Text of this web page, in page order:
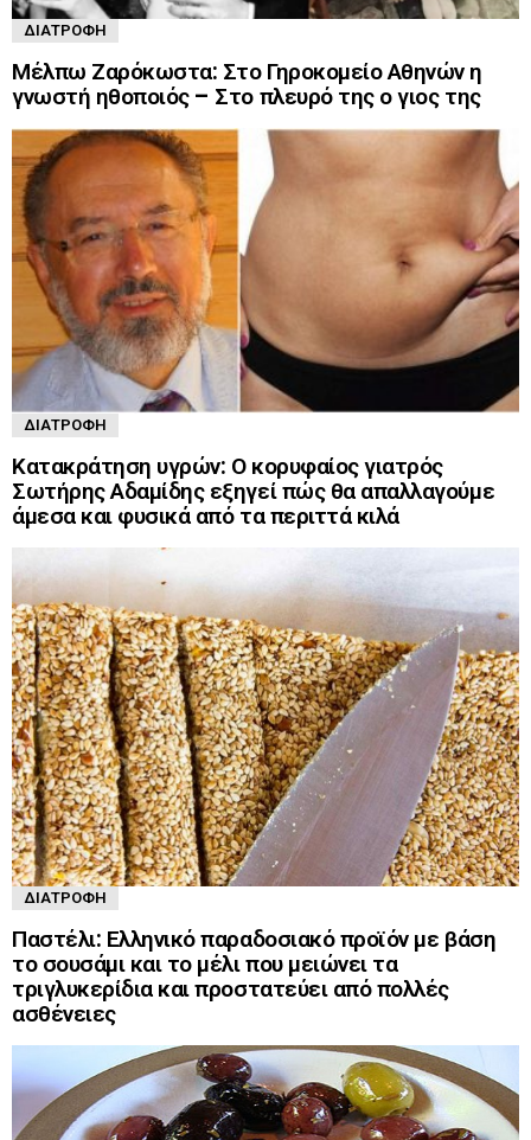
ΔΙΑΤΡΟΦΉ
Μέλπω Ζαρόκωστα: Στο Γηροκομείο Αθηνών η
γνωστή ηθοποιός – Στο πλευρό της ο γιος της
ΔΙΑΤΡΟΦΉ
Κατακράτηση υγρών: Ο κορυφαίος γιατρός
Σωτήρης Αδαμίδης εξηγεί πώς θα απαλλαγούμε
άμεσα και φυσικά από τα περιττά κιλά
ΔΙΑΤΡΟΦΉ
Παστέλι: Ελληνικό παραδοσιακό προϊόν με βάση
το σουσάμι και το μέλι που μειώνει τα
τριγλυκερίδια και προστατεύει από πολλές
ασθένειες